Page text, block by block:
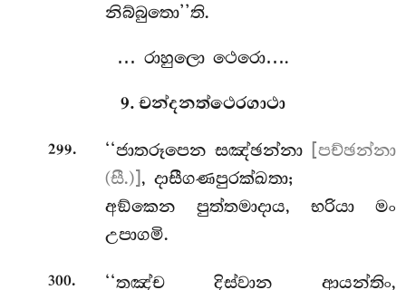
නිබ්බුතො’’ති.
… රාහුලො ථෙරො….
9. චන්දනත්ථෙරගාථා
299. ‘‘ජාතරූපෙන සඤ්ඡන්නා
[පච්ඡන්නා
(සී.)] , දාසීගණපුරක්ඛතා;
අඞ්කෙන පුත්තමාදාය, භරියා මං
උපාගමි.
300. ‘‘තඤ්ච දිස්වාන ආයන්තිං,